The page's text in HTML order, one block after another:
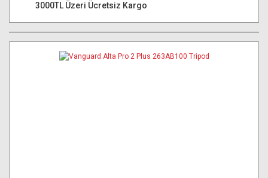
3000TL Üzeri Ücretsiz Kargo